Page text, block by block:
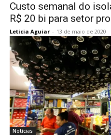
Custo semanal do
R$ 20 bi para setor
Leticia Aguiar - 13 de maio de 2020
Notícias